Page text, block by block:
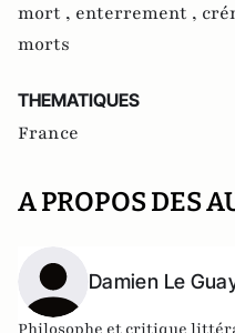
mort , enterrement ,
morts
THEMATIQUES
France
A PROPOS DES
Damien Le